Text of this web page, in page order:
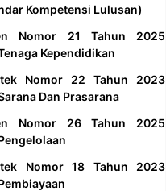
Kompetensi Lulusan)
Nomor 21 Tahun 2025
Kependidikan
Nomor 22 Tahun 2023
Dan Prasarana
Nomor 26 Tahun 2025
Nomor 18 Tahun 2023